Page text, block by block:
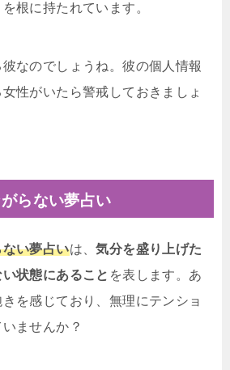
根に持たれています。
なのでしょうね。彼の個人情報
性がいたら警戒しておきましょ
らない夢占い
い夢占いは、気分を盛り上げた
状態にあること を表します。あ
を感じており、無理にテンショ
ませんか？